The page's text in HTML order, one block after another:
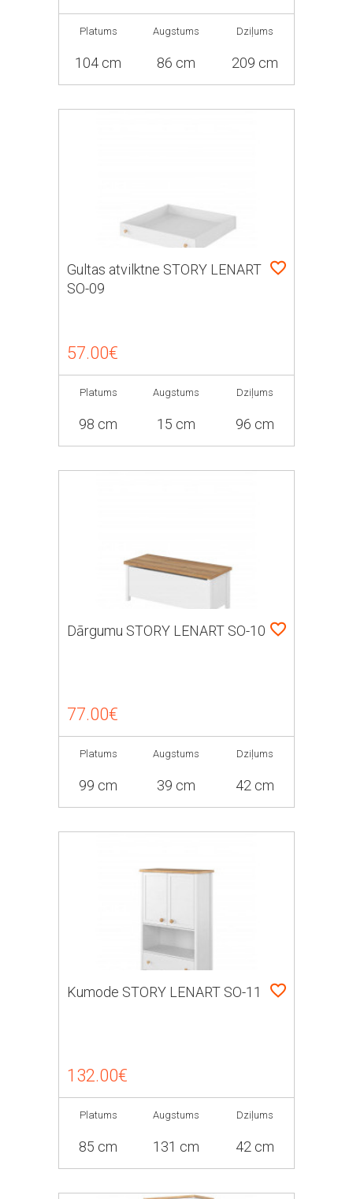
Platums
104 cm
Augstums
86 cm
Dziļums
209 cm
Gultas atvilktne STORY LENART
SO-09
57.00€
Platums
98 cm
Augstums
15 cm
Dziļums
96 cm
Dārgumu STORY LENART SO-10
77.00€
Platums
99 cm
Augstums
39 cm
Dziļums
42 cm
Kumode STORY LENART SO-11
132.00€
Platums
85 cm
Augstums
131 cm
Dziļums
42 cm